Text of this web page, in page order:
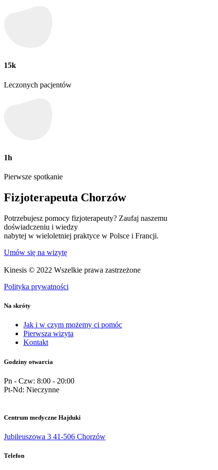
15k
Leczonych pacjentów
1h
Pierwsze spotkanie
Fizjoterapeuta Chorzów
Potrzebujesz pomocy fizjoterapeuty? Zaufaj naszemu
doświadczeniu i wiedzy
nabytej w wieloletniej praktyce w Polsce i Francji.
Umów się na wizytę
Kinesis © 2022 Wszelkie prawa zastrzeżone
Polityka prywatności
Na skróty
Jak i w czym możemy ci pomóc
Pierwsza wizyta
Kontakt
Godziny otwarcia
Pn - Czw: 8:00 - 20:00
Pt-Nd: Nieczynne
Centrum medyczne Hajduki
Jubileuszowa 3 41-506 Chorzów
Telefon